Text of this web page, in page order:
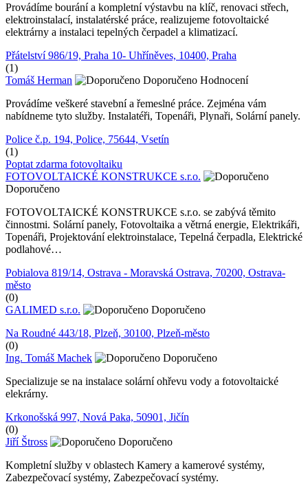
Provádíme bourání a kompletní výstavbu na klíč, renovaci střech,
elektroinstalací, instalatérské práce, realizujeme fotovoltaické
elektrárny a instalaci tepelných čerpadel a klimatizací.
Přátelství 986/19, Praha 10- Uhříněves, 10400, Praha
(1)
Tomáš Herman
Doporučeno Hodnocení
Provádíme veškeré stavební a řemeslné práce. Zejména vám
nabídneme tyto služby. Instalatéři, Topenáři, Plynaři, Solární panely.
Police č.p. 194, Police, 75644, Vsetín
(1)
Poptat zdarma fotovoltaiku
FOTOVOLTAICKÉ KONSTRUKCE s.r.o.
Doporučeno
FOTOVOLTAICKÉ KONSTRUKCE s.r.o. se zabývá těmito
činnostmi. Solární panely, Fotovoltaika a větrná energie, Elektrikáři,
Topenáři, Projektování elektroinstalace, Tepelná čerpadla, Elektrické
podlahové…
Pobialova 819/14, Ostrava - Moravská Ostrava, 70200, Ostrava-
město
(0)
GALIMED s.r.o.
Doporučeno
Na Roudné 443/18, Plzeň, 30100, Plzeň-město
(0)
Ing. Tomáš Machek
Doporučeno
Specializuje se na instalace solární ohřevu vody a fotovoltaické
elekrárny.
Krkonošská 997, Nová Paka, 50901, Jičín
(0)
Jiří Štross
Doporučeno
Kompletní služby v oblastech Kamery a kamerové systémy,
Zabezpečovací systémy, Zabezpečovací systémy.